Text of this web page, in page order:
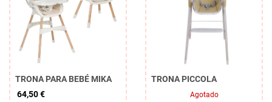
TRONA PARA BEBÉ MIKA
64,50 €
TRONA PICCOLA
Agotado